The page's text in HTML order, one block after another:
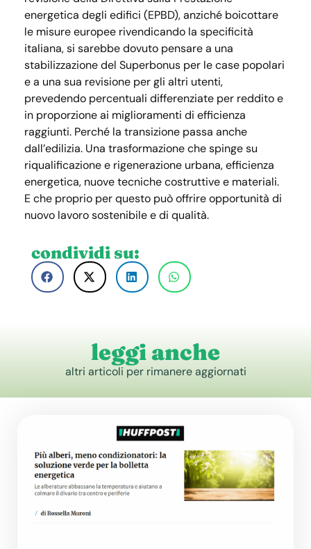
condividi su:
energetica degli edifici (EPBD), anziché boicottare
le misure europee rivendicando la specificità
italiana, si sarebbe dovuto pensare a una
stabilizzazione del Superbonus per le case popolari
e a una sua revisione per gli altri utenti,
prevedendo percentuali differenziate per reddito e
in proporzione ai miglioramenti di efficienza
raggiunti. Perché la transizione passa anche
dall’edilizia. Una trasformazione che spinge su
riqualificazione e rigenerazione urbana, efficienza
energetica, nuove tecniche costruttive e materiali.
E che proprio per questo può offrire opportunità di
nuovo lavoro sostenibile e di qualità.
leggi anche
altri articoli per rimanere aggiornati